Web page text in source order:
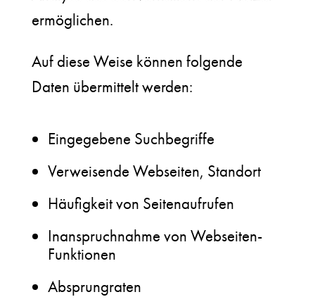
ermöglichen.
Auf diese Weise können folgende
Daten übermittelt werden:
Eingegebene Suchbegriffe
Verweisende Webseiten, Standort
Häufigkeit von Seitenaufrufen
Inanspruchnahme von Webseiten-
Funktionen
Absprungraten